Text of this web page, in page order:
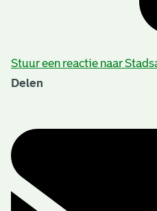
Stuur een reactie naar
Delen